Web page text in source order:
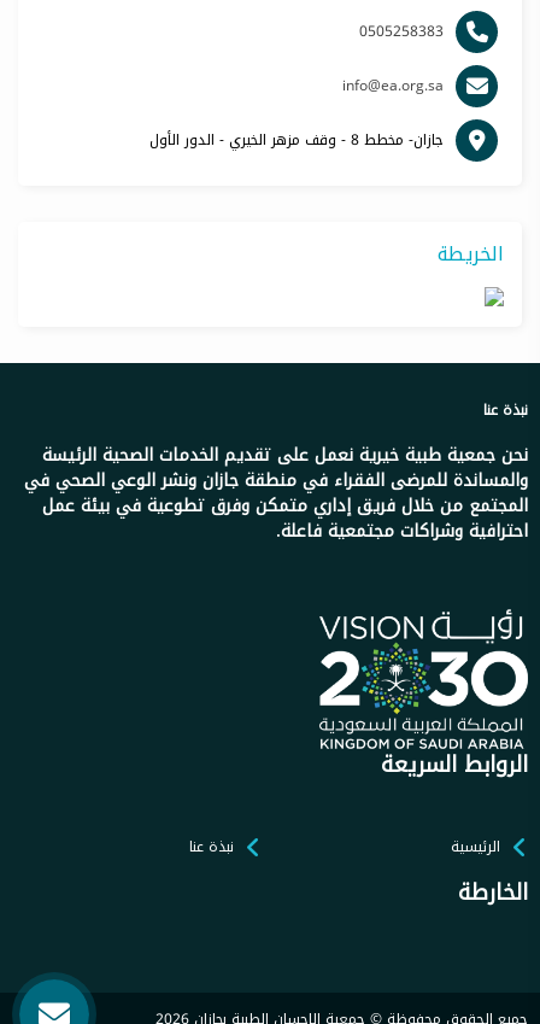
0505258383
info@ea.org.sa
جازان- مخطط 8 - وقف مزهر الخيري - الدور الأول
الخريطة
نبذة عنا
نحن جمعية طبية خيرية نعمل على تقديم الخدمات الصحية الرئيسة
والمساندة للمرضى الفقراء في منطقة جازان ونشر الوعي الصحي في
المجتمع من خلال فريق إداري متمكن وفرق تطوعية في بيئة عمل
احترافية وشراكات مجتمعية فاعلة.
الروابط السريعة
الرئيسية نبذة عنا
الخارطة